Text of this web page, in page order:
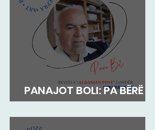
PANAJOT BOLI: PA BËRË
MEKAT...